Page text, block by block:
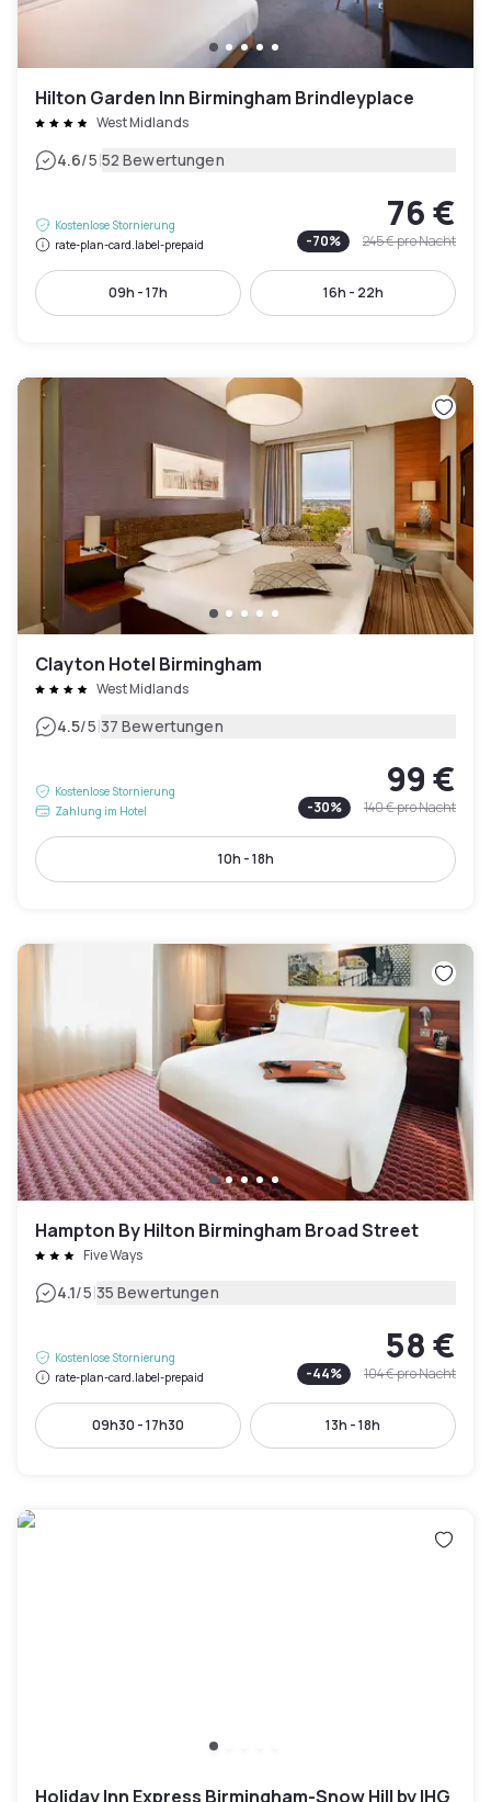
Hilton Garden Inn Birmingham Brindleyplace
West Midlands
4.6/5|52 Bewertungen
Kostenlose Stornierung
rate-plan-card.label-prepaid
76 €
-70% 245 €pro Nacht
09h - 17h 16h - 22h
Clayton Hotel Birmingham
West Midlands
4.5/5|37 Bewertungen
Kostenlose Stornierung
Zahlung im Hotel
99 €
-30% 140 €pro Nacht
10h - 18h
Hampton By Hilton Birmingham Broad Street
Five Ways
4.1/5|35 Bewertungen
Kostenlose Stornierung
rate-plan-card.label-prepaid
58 €
-44% 104 €pro Nacht
09h30 - 17h30 13h - 18h
Holiday Inn Express Birmingham-Snow Hill by IHG